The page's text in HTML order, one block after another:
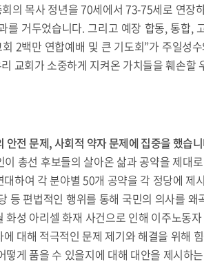
의 목사 정년을 70세에서 73-75세로 연장
거두었습니다. 그리고 예장 합동, 통합,
2백만 연합예배 및 큰 기도회”가 주일성
교회가 소중하게 지켜온 가치들을 훼손할
안전 문제,사회적 약자 문제에 집중을 했습
총선 후보들의 살아온 삶과 공약을 제대
하여 각 분야별 50개 공약을 각 정당에 제
등 편법적인 행위를 통해 국민의 의사를 왜
성 아리셀 화재 사건으로 인해 이주노동
대해 적극적인 문제 제기와 해결을 위해
게 품을 수 있을지에 대해 대안을 제시하